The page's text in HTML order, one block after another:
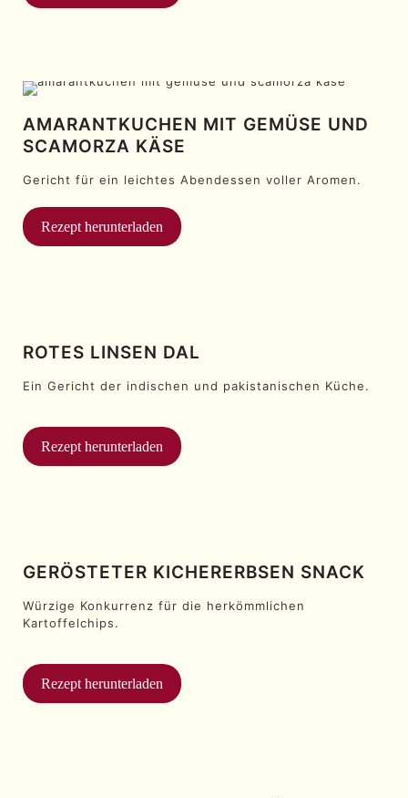
AMARANTKUCHEN MIT GEMÜSE UND
SCAMORZA KÄSE
Gericht für ein leichtes Abendessen voller Aromen.
Rezept herunterladen
ROTES LINSEN DAL
Ein Gericht der indischen und pakistanischen Küche.
Rezept herunterladen
GERÖSTETER KICHERERBSEN SNACK
Würzige Konkurrenz für die herkömmlichen
Kartoffelchips.
Rezept herunterladen